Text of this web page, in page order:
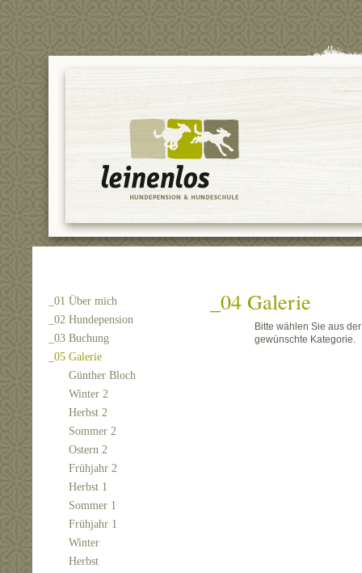
_01 Über mich
_02 Hundepension
_03 Buchung
_05 Galerie
Günther Bloch
Winter 2
Herbst 2
Sommer 2
Ostern 2
Frühjahr 2
Herbst 1
Sommer 1
Frühjahr 1
Winter
Herbst
_04 Galerie
Bitte wählen Sie aus
gewünschte Kategorie.